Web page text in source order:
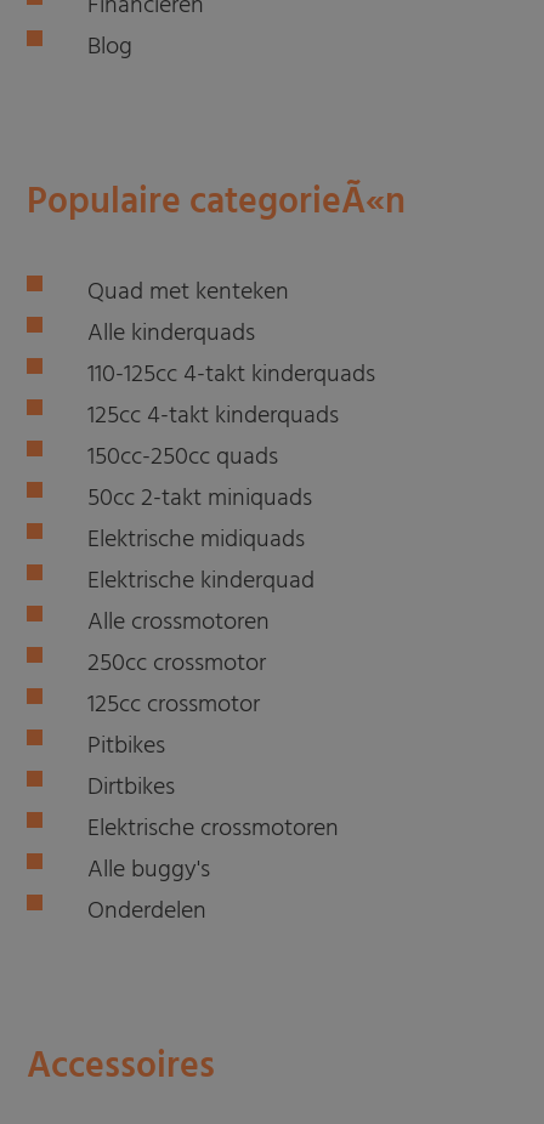
Blog
Populaire categorieÃ«n
Quad met kenteken
Alle kinderquads
110-125cc 4-takt kinderquads
125cc 4-takt kinderquads
150cc-250cc quads
50cc 2-takt miniquads
Elektrische midiquads
Elektrische kinderquad
Alle crossmotoren
250cc crossmotor
125cc crossmotor
Pitbikes
Dirtbikes
Elektrische crossmotoren
Alle buggy's
Onderdelen
Accessoires